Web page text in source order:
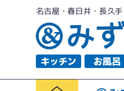
名古屋・春日井・長久